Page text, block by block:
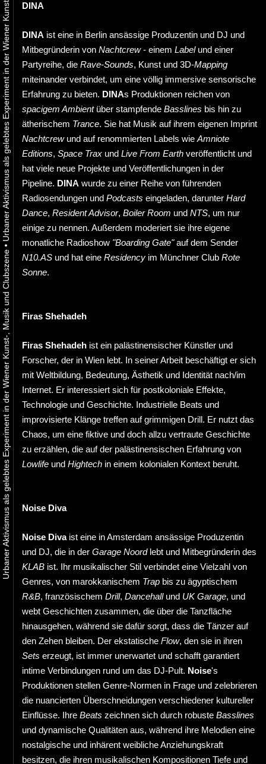
Urbaner Aktivismus als gelebtes Experiment in der Wiener Kunst-, Musik und Clubszene
•
Urbaner Aktivismus als gelebtes Experiment in der Wiener Kunst-, Musik und Clubszene DINA
DINA ist eine in Berlin ansässige Produzentin und DJ und
Mitbegründerin von Nachtcrew- einem Labelund einer
Partyreihe, die Rave-Sounds, Kunst und 3D-Mapping
miteinander verbindet, um eine völlig immersive sensorische
Erfahrung zu bieten. DINAs Produktionen reichen von
spacigem Ambientüber stampfende Basslines bis hin zu
ätherischem Trance. Sie hat Musik auf ihrem eigenen Imprint
Nachtcrewund auf renommierten Labels wie Amniote
Editions, Space Trax und Live From Earth veröffentlicht und
hat viele neue Projekte und Veröffentlichungen in der
Pipeline. DINA wurde zu einer Reihe von führenden
Radiosendungen und Podcasts eingeladen, darunter Hard
Dance, Resident Advisor, Boiler Room und NTS, um nur
einige zu nennen. Außerdem moderiert sie ihre eigene
monatliche Radioshow "Boarding Gate"auf dem Sender
N10.AS und hat eine Residency im Münchner Club Rote
Sonne.
Firas Shehadeh
Firas Shehadeh ist ein palästinensischer Künstler und
Forscher, der in Wien lebt. In seiner Arbeit beschäftigt er sich
mit Weltbildung, Bedeutung, Ästhetik und Identität nach/im
Internet. Er interessiert sich für postkoloniale Effekte,
Technologie und Geschichte. Industrielle Beats und
improvisierte Klänge treffen auf grimmigen Drill. Er nutzt das
Chaos, um eine fiktive und doch allzu vertraute Geschichte
zu erzählen, die auf der palästinensischen Erfahrung von
Lowlife und Hightech in einem kolonialen Kontext beruht.
Noise Diva
Noise Divaist eine in Amsterdam ansässige Produzentin
und DJ, die in der Garage Noordlebt und Mitbegründerin des
KLAB ist. Ihr musikalischer Stil verbindet eine Vielzahl von
Genres, von marokkanischem Trap bis zu ägyptischem
R&B, französischem Drill, Dancehallund UK Garage, und
webt Geschichten zusammen, die über die Tanzfläche
hinausgehen, während sie dafür sorgt, dass die Tänzer auf
den Zehen bleiben. Der ekstatische Flow, den sie in ihren
Sets erzeugt, ist immer unerwartet und schafft garantiert
intime Verbindungen rund um das DJ-Pult. Noise's
Produktionen stellen Genre-Normen in Frage und zelebrieren
die nuancierten Überschneidungen verschiedener kultureller
Einflüsse. Ihre Beats zeichnen sich durch robuste Basslines
und dynamische Qualitäten aus, während ihre Melodien eine
nostalgische und inhärent weibliche Anziehungskraft
besitzen, die ihren musikalischen Kompositionen Tiefe und